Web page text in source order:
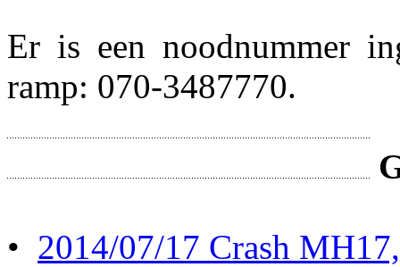
Er is een noodnummer
ramp: 070-3487770.
• 2014/07/17 Crash